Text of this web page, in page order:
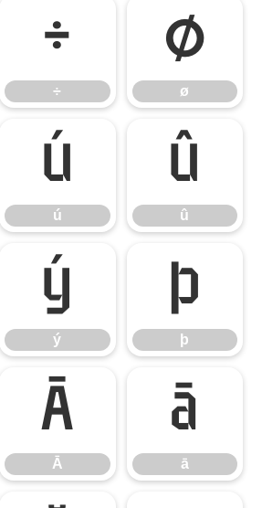
÷
÷
ø
ø
ú
ú
û
û
ý
ý
þ
þ
Ā
Ā
ā
ā